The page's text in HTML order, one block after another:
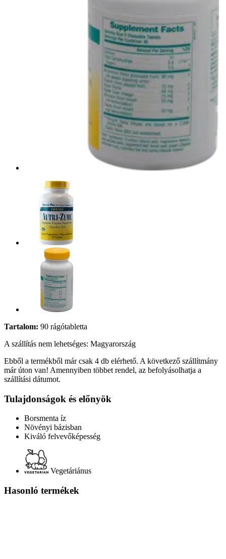
Tartalom: 90 rágótabletta
A szállítás nem lehetséges: Magyarország
Ebből a termékből már csak 4 db elérhető. A következő szállítmány
már úton van! Amennyiben többet rendel, az befolyásolhatja a
szállítási dátumot.
Tulajdonságok és előnyök
Borsmenta íz
Növényi bázisban
Kiváló felvevőképesség
Vegetáriánus
Hasonló termékek